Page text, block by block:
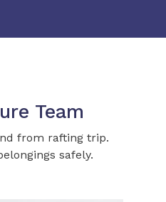
Team
from rafting trip.
safely.